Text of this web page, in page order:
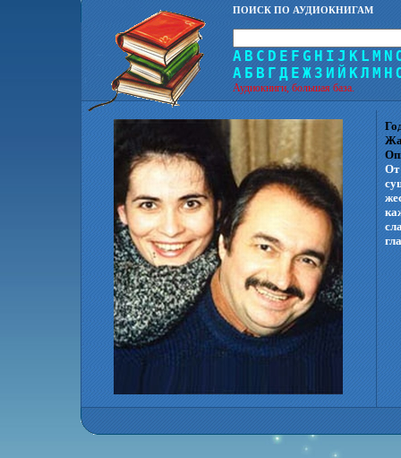
ПОИСК ПО АУДИОКНИГАМ
A B C D E F G H I J K L M N
А Б В Г Д Е Ж З И Й КЛ М Н
Аудиокниги, большая база.
От